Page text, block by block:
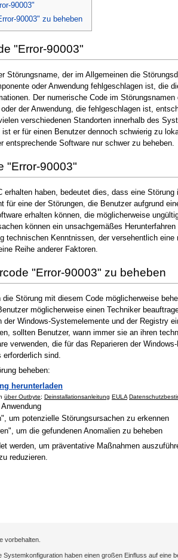
90003"
90003" zu beheben
"Error-90003"
Störungsname, der im Allgemeinen die
oder Anwendung fehlgeschlagen ist, die
Der numerische Code im
der Anwendung, die fehlgeschlagen ist,
verschiedenen Standorten innerhalb des
er für einen Benutzer dennoch schwierig zu
Software nur schwer zu beheben.
"Error-90003"
erhalten haben, bedeutet dies, dass eine
für eine der Störungen, die Benutzer aufgrund
erhalten können, die möglicherweise
können ein unsachgemäßes
technischen Kenntnissen, der versehentlich eine
Reihe anderer Faktoren.
"Error-90003" zu beheben
Störung mit diesem Code möglicherweise
möglicherweise einen Techniker
der Windows-Systemelemente und der Registry
sollten Benutzer, wann immer sie an ihren
verwenden, die für das Reparieren der
sind.
beheben:
herunterladen
über Outbyte; Deinstallationsanleitung EULA
um potenzielle Störungsursachen zu erkennen
um die gefundenen Anomalien zu beheben
werden, um präventative Maßnahmen
reduzieren.
vorbehalten.
haben einen großen Einfluss auf